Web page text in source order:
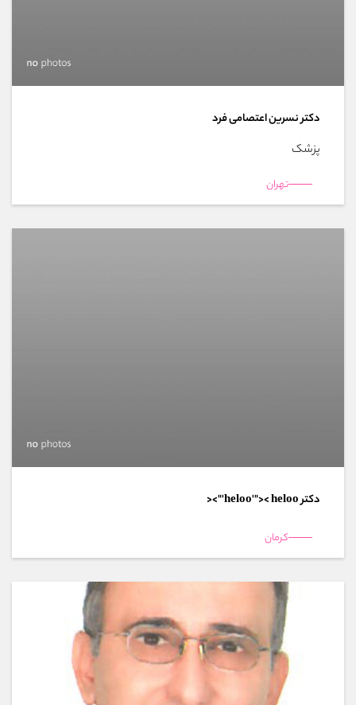
دکتر نسرین اعتصامی فرد
پزشک
تهران
دکتر heloo'">< heloo'"><
کرمان